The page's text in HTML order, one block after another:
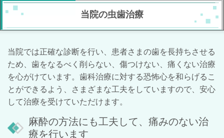
当院の虫歯治療
当院では正確な診断を行い、 患者さまの歯を長持ちさせる
ため、歯をなるべく削らない、傷つけない、 痛くない治療
を心がけています。 歯科治療に対する恐怖心を和らげるこ
とができるよう、さまざまな工夫をしていますので、安心
して治療を受けていただけます。
麻酔の方法にも工夫して、痛みのない治
療を行います